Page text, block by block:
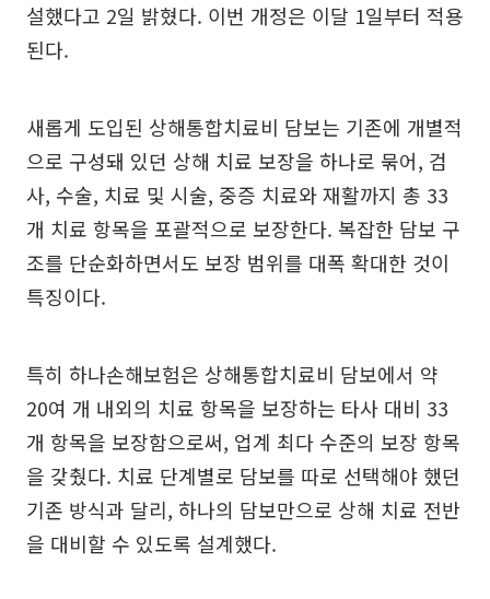
설했다고 2일 밝혔다. 이번 개정은 이달 1일부터 적용
된다.
새롭게 도입된 상해통합치료비 담보는 기존에 개별적
으로 구성돼 있던 상해 치료 보장을 하나로 묶어, 검
사, 수술, 치료 및 시술, 중증 치료와 재활까지 총 33
개 치료 항목을 포괄적으로 보장한다. 복잡한 담보 구
조를 단순화하면서도 보장 범위를 대폭 확대한 것이
특징이다.
특히 하나손해보험은 상해통합치료비 담보에서 약
20여 개 내외의 치료 항목을 보장하는 타사 대비 33
개 항목을 보장함으로써, 업계 최다 수준의 보장 항목
을 갖췄다. 치료 단계별로 담보를 따로 선택해야 했던
기존 방식과 달리, 하나의 담보만으로 상해 치료 전반
을 대비할 수 있도록 설계했다.